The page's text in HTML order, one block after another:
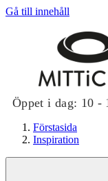
Gå till innehåll
Öppet i dag: 10 -
Förstasida
Inspiration